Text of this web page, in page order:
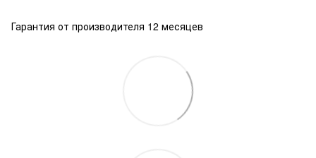
Гарантия от производителя 12 месяцев